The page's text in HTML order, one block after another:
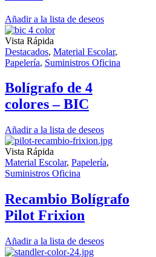
Añadir a la lista de deseos
Vista Rápida
Destacados, Material Escolar,
Papelería, Suministros Oficina
Bolígrafo de 4
colores – BIC
Añadir a la lista de deseos
Vista Rápida
Material Escolar, Papelería,
Suministros Oficina
Recambio Bolígrafo
Pilot Frixion
Añadir a la lista de deseos